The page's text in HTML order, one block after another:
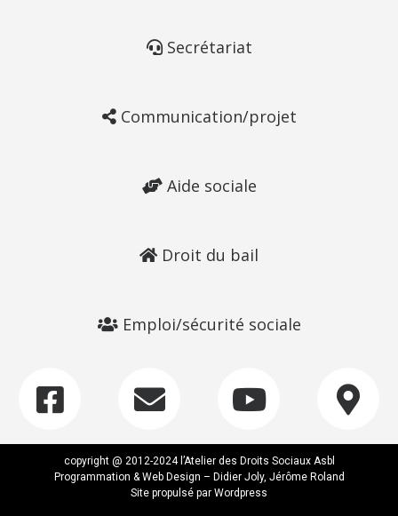
Secrétariat
Communication/projet
Aide sociale
Droit du bail
Emploi/sécurité sociale
copyright @ 2012-2024 l’Atelier des Droits Sociaux Asbl
Programmation & Web Design – Didier Joly, Jérôme Roland
Site propulsé par Wordpress